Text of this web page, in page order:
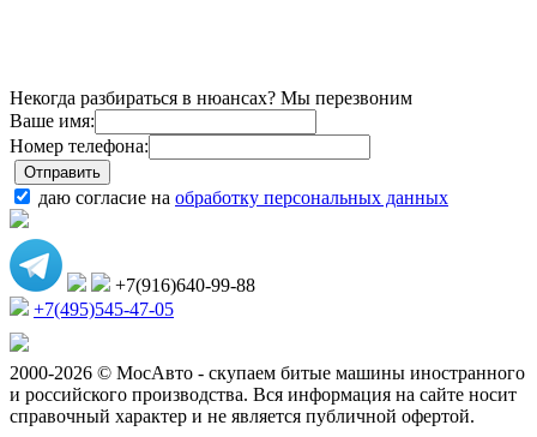
Некогда разбираться в нюансах? Мы перезвоним
Ваше имя:
Номер телефона:
даю согласие на обработку персональных данных
+7(916)640-99-88
+7(495)545-47-05
2000-2026 © МосАвто - скупаем битые машины иностранного
и российского производства. Вся информация на сайте носит
справочный характер и не является публичной офертой.